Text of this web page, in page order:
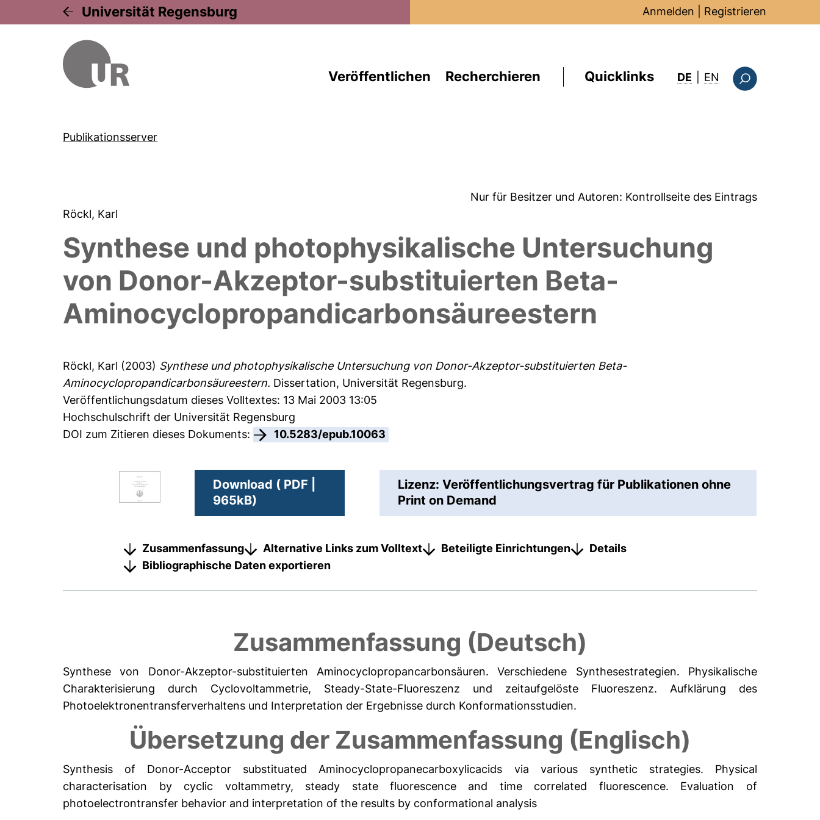
Universität Regensburg Anmelden Registrieren
Veröffentlichen Recherchieren Quicklinks DE EN : this page in
Publikationsserver
Nur für Besitzer und Autoren: Kontrollseite des Eintrags
Röckl, Karl
Synthese und photophysikalische Untersuchung
von Donor-Akzeptor-substituierten Beta-
Aminocyclopropandicarbonsäureestern
Röckl, Karl (2003) Synthese und photophysikalische Untersuchung von Donor-Akzeptor-substituierten Beta-
Aminocyclopropandicarbonsäureestern. Dissertation, Universität Regensburg.
Veröffentlichungsdatum dieses Volltextes: 13 Mai 2003 13:05
Hochschulschrift der Universität Regensburg
DOI zum Zitieren dieses Dokuments:
10.5283/epub.10063
Download ( PDF |
965kB)
Lizenz: Veröffentlichungsvertrag für Publikationen ohne
Print on Demand
Zusammenfassung Alternative Links zum Volltext Beteiligte Einrichtungen
Details
Bibliographische Daten exportieren
Zusammenfassung (Deutsch)
Synthese von Donor-Akzeptor-substituierten Aminocyclopropancarbonsäuren. Verschiedene Synthesestrategien. Physikalische
Charakterisierung durch Cyclovoltammetrie, Steady-State-Fluoreszenz und zeitaufgelöste Fluoreszenz. Aufklärung des
Photoelektronentransferverhaltens und Interpretation der Ergebnisse durch Konformationsstudien.
Übersetzung der Zusammenfassung (Englisch)
Synthesis of Donor-Acceptor substituated Aminocyclopropanecarboxylicacids via various synthetic strategies. Physical
characterisation by cyclic voltammetry, steady state fluorescence and time correlated fluorescence. Evaluation of
photoelectrontransfer behavior and interpretation of the results by conformational analysis